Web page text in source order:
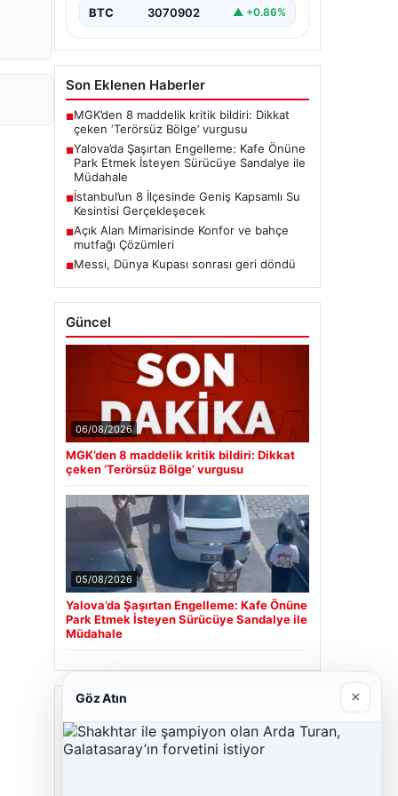
BTC 3070902 ▲ +0.86%
Son Eklenen Haberler
■MGK’den 8 maddelik kritik bildiri: Dikkat
çeken ‘Terörsüz Bölge’ vurgusu
■Yalova’da Şaşırtan Engelleme: Kafe Önüne
Park Etmek İsteyen Sürücüye Sandalye ile
Müdahale
■İstanbul’un 8 İlçesinde Geniş Kapsamlı Su
Kesintisi Gerçekleşecek
■Açık Alan Mimarisinde Konfor ve bahçe
mutfağı Çözümleri
■Messi, Dünya Kupası sonrası geri döndü
Güncel
06/08/2026
MGK’den 8 maddelik kritik bildiri: Dikkat
çeken ‘Terörsüz Bölge’ vurgusu
05/08/2026
Yalova’da Şaşırtan Engelleme: Kafe Önüne
Park Etmek İsteyen Sürücüye Sandalye ile
Müdahale
Son Eklenen Firmalar
Cengiz Sigorta
Göz Atın ×